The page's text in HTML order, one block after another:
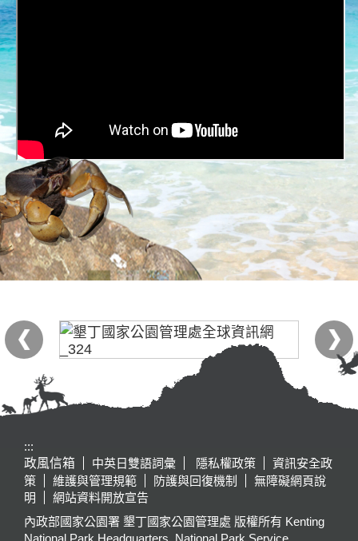
:::
政風信箱
中英日雙語詞彙 隱私權政策
資訊安全政
策
維護與管理規範 防護與回復機制
無障礙網頁說
明
網站資料開放宣告
內政部國家公園署 墾丁國家公園管理處 版權所有 Kenting
National Park Headquarters, National Park Service,